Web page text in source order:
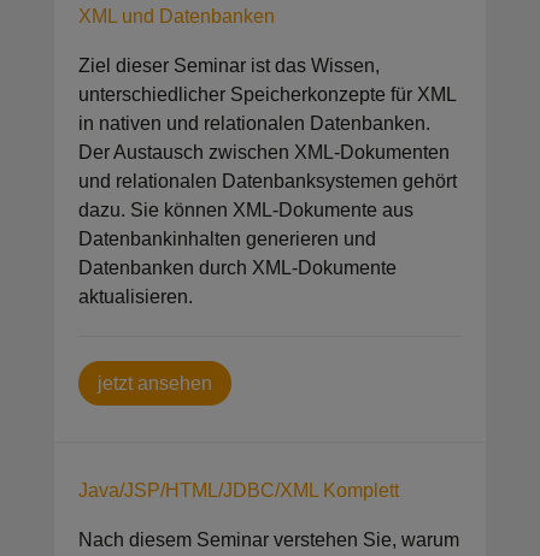
XML und Datenbanken
Ziel dieser Seminar ist das Wissen,
unterschiedlicher Speicherkonzepte für XML
in nativen und relationalen Datenbanken.
Der Austausch zwischen XML-Dokumenten
und relationalen Datenbanksystemen gehört
dazu. Sie können XML-Dokumente aus
Datenbankinhalten generieren und
Datenbanken durch XML-Dokumente
aktualisieren.
jetzt ansehen
Java/JSP/HTML/JDBC/XML Komplett
Nach diesem Seminar verstehen Sie, warum